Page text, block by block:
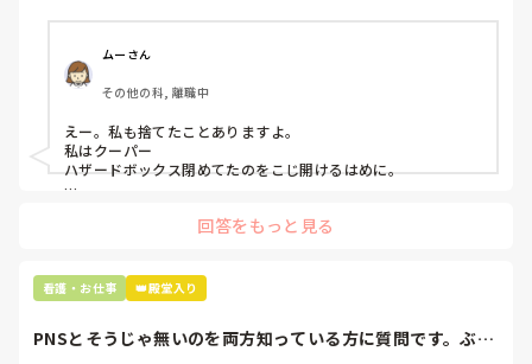
プリセプターに
「普通鑷子捨てる！？明らかに使い捨てて良いような安物じ
ゃないよね？」
「そんなミスした新人、あなたが初めてだよ」
と言われました。。
たしかに、よくよく考えてみれば
手術室で使った物品も全部滅菌して使いまわすし、
なんで頭回らなかったんだろう😭
市長さんは、
患者さんに迷惑かけたわけじゃないから大丈夫、
自分が情けなくて情けなくて😭
ムーさん
その他の科, 離職中
えー。私も捨てたことありますよ。
私はクーパー
ハザードボックス閉めてたのをこじ開けるはめに。
に出しちゃったり。(これは問題か💦)
回答をもっと見る
看護・お仕事 👑殿堂入り
PNSとそうじゃ無いのを両方知っている方に質問です。ぶっ